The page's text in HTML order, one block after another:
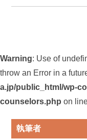
Warning: Use of
throw an Error in a
a.jp/public_html/wp-
counselors.php on
執筆者